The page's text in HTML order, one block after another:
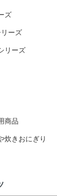
ズ
ーズ
リーズ
商品
炊きおにぎり